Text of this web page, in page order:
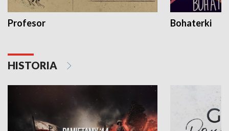
Profesor Bohaterki
HISTORIA